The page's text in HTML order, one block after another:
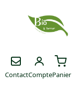
ContactComptePanier